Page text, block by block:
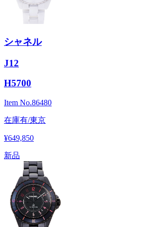
シャネル
J12
H5700
Item No.86480
在庫有/東京
¥649,850
新品